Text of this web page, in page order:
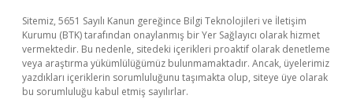
Sitemiz, 5651 Sayılı Kanun gereğince Bilgi Teknolojileri ve İletişim
Kurumu (BTK) tarafından onaylanmış bir Yer Sağlayıcı olarak hizmet
vermektedir. Bu nedenle, sitedeki içerikleri proaktif olarak denetleme
veya araştırma yükümlülüğümüz bulunmamaktadır. Ancak, üyelerimiz
yazdıkları içeriklerin sorumluluğunu taşımakta olup, siteye üye olarak
bu sorumluluğu kabul etmiş sayılırlar.